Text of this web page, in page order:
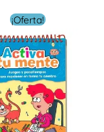
¡Oferta!
El
precio
original
era:
$ 5.00.